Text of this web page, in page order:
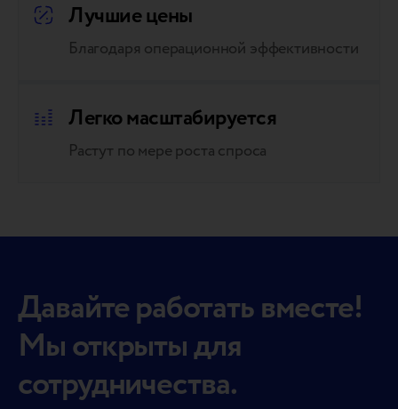
Лучшие цены
Благодаря операционной эффективности
Легко масштабируется
Растут по мере роста спроса
Давайте работать вместе!
Мы открыты для
сотрудничества.